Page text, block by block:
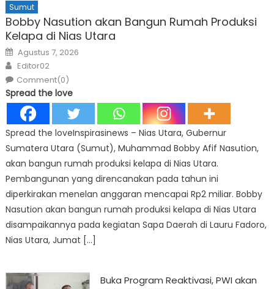
Sumut
Bobby Nasution akan Bangun Rumah Produksi
Kelapa di Nias Utara
Posted
on
Agustus 7, 2026
Author
Editor02
Comment(0)
Spread the love
Spread the loveInspirasinews – Nias Utara, Gubernur
Sumatera Utara (Sumut), Muhammad Bobby Afif Nasution,
akan bangun rumah produksi kelapa di Nias Utara.
Pembangunan yang direncanakan pada tahun ini
diperkirakan menelan anggaran mencapai Rp2 miliar. Bobby
Nasution akan bangun rumah produksi kelapa di Nias Utara
disampaikannya pada kegiatan Sapa Daerah di Lauru Fadoro,
Nias Utara, Jumat […]
Buka Program Reaktivasi, PWI akan